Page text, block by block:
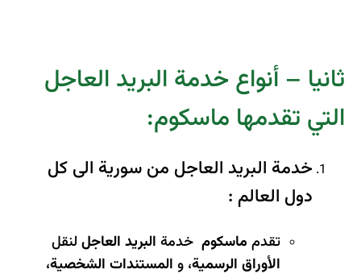
ثانيا – أنواع خدمة البريد العاجل
التي تقدمها ماسكوم:
خدمة البريد العاجل من سورية الى كل
دول العالم :
تقدم ماسكوم خدمة البريد العاجل لنقل
الأوراق الرسمية، و المستندات الشخصية،